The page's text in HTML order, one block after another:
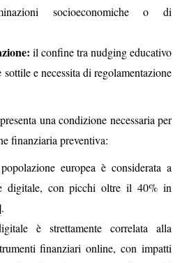
socioeconomiche o di
il confine tra nudging educativo
e necessita di regolamentazione
una condizione necessaria per
finanziaria preventiva:
europea è considerata a
digitale, con picchi oltre il 40% in
.
è strettamente correlata alla
finanziari online, con impatti